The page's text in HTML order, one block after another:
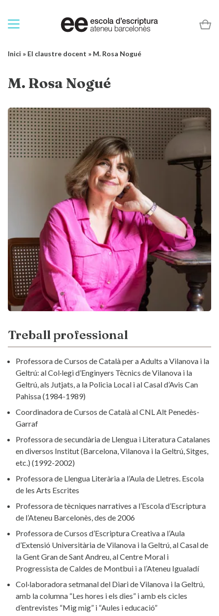
Inici » El claustre docent » M. Rosa Nogué
M. Rosa Nogué
Treball professional
Professora de Cursos de Català per a Adults a Vilanova i la
Geltrú: al Col·legi d’Enginyers Tècnics de Vilanova i la
Geltrú, als Jutjats, a la Policia Local i al Casal d’Avis Can
Pahissa (1984-1989)
Coordinadora de Cursos de Català al CNL Alt Penedès-
Garraf
Professora de secundària de Llengua i Literatura Catalanes
en diversos Institut (Barcelona, Vilanova i la Geltrú, Sitges,
etc.) (1992-2002)
Professora de Llengua Literària a l’Aula de Lletres. Escola
de les Arts Escrites
Professora de tècniques narratives a l’Escola d’Escriptura
de l’Ateneu Barcelonès, des de 2006
Professora de Cursos d’Escriptura Creativa a l’Aula
d’Extensió Universitària de Vilanova i la Geltrú, al Casal de
la Gent Gran de Sant Andreu, al Centre Moral i
Progressista de Caldes de Montbui i a l’Ateneu Igualadí
Col·laboradora setmanal del Diari de Vilanova i la Geltrú,
amb la columna “Les hores i els dies” i amb els cicles
d’entrevistes “Mig mig” i “Aules i educació”